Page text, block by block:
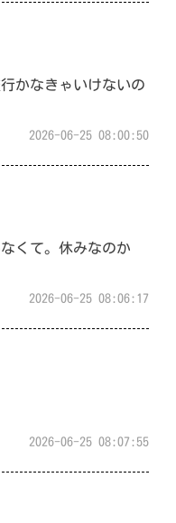
かなきゃいけないの
2026-06-25 08:00:50
くて。休みなのか
2026-06-25 08:06:17
2026-06-25 08:07:55